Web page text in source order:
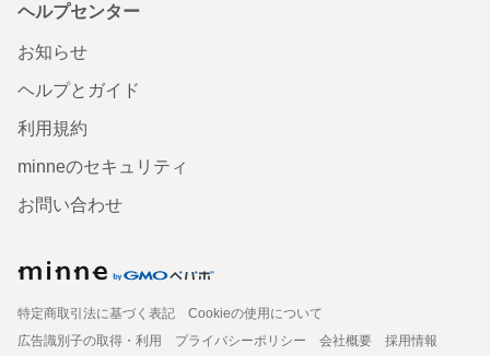
ヘルプセンター
お知らせ
ヘルプとガイド
利用規約
minneのセキュリティ
お問い合わせ
特定商取引法に基づく表記
Cookieの使用について
広告識別子の取得・利用
プライバシーポリシー 会社概要
採用情報